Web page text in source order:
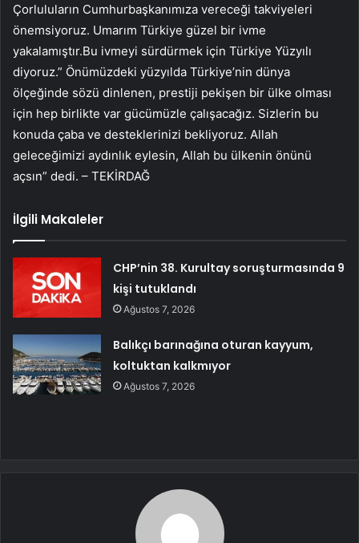
Çorluluların Cumhurbaşkanımıza vereceği takviyeleri
önemsiyoruz. Umarım Türkiye güzel bir ivme
yakalamıştır.Bu ivmeyi sürdürmek için Türkiye Yüzyılı
diyoruz.” Önümüzdeki yüzyılda Türkiye’nin dünya
ölçeğinde sözü dinlenen, prestiji pekişen bir ülke olması
için hep birlikte var gücümüzle çalışacağız. Sizlerin bu
konuda çaba ve desteklerinizi bekliyoruz. Allah
geleceğimizi aydınlık eylesin, Allah bu ülkenin önünü
açsın” dedi. – TEKİRDAĞ
İlgili Makaleler
CHP’nin 38. Kurultay soruşturmasında 9
kişi tutuklandı
Ağustos 7, 2026
Balıkçı barınağına oturan kayyum,
koltuktan kalkmıyor
Ağustos 7, 2026